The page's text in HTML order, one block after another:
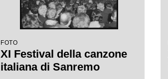
FOTO
XI Festival della canzone
italiana di Sanremo